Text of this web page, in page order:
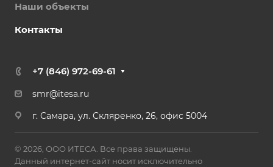
Наши объекты
Контакты
+7 (846) 972-69-61
smr@itesa.ru
г. Самара, ул. Скляренко, 26, офис 5004
© 2026, ООО ИТЕСА. Все права защищены.
Данный интернет-сайт носит исключительно